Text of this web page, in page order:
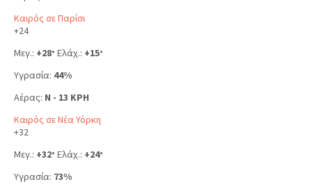
Καιρός σε Παρίσι
+24
Μεγ.: +28° Ελάχ.: +15°
Υγρασία: 44%
Αέρας: N - 13 KPH
Καιρός σε Νέα Υόρκη
+32
Μεγ.: +32° Ελάχ.: +24°
Υγρασία: 73%